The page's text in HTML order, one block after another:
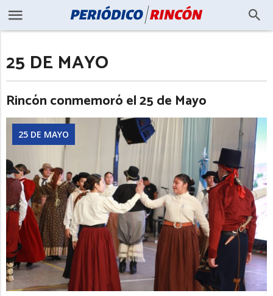
25 DE MAYO
Rincón conmemoró el 25 de Mayo
25 DE MAYO